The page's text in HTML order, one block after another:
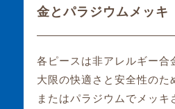
金とパラジウムメッキ
各ピースは非アレルギー合
大限の快適さと安全性のた
またはパラジウムでメッ